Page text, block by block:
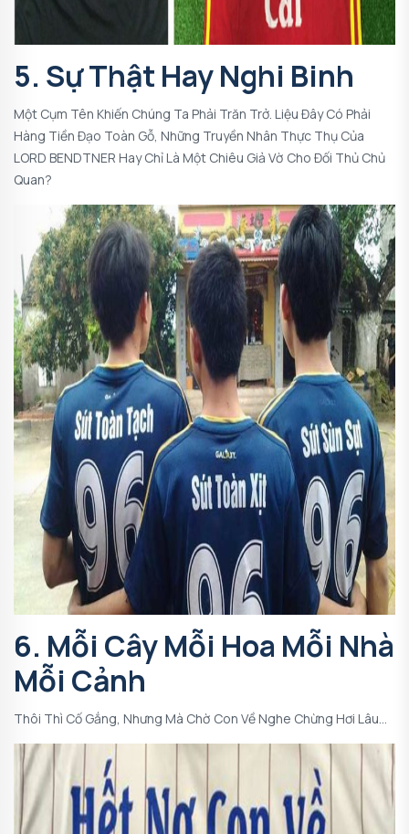
5. Sự Thật Hay Nghi Binh
Một Cụm Tên Khiến Chúng Ta Phải Trăn Trở. Liệu Đây Có Phải
Hàng Tiền Đạo Toàn Gỗ, Những Truyền Nhân Thực Thụ Của
LORD BENDTNER Hay Chỉ Là Một Chiêu Giả Vờ Cho Đối Thủ Chủ
Quan?
6. Mỗi Cây Mỗi Hoa Mỗi Nhà
Mỗi Cảnh
Thôi Thì Cố Gắng, Nhưng Mà Chờ Con Về Nghe Chừng Hơi Lâu…